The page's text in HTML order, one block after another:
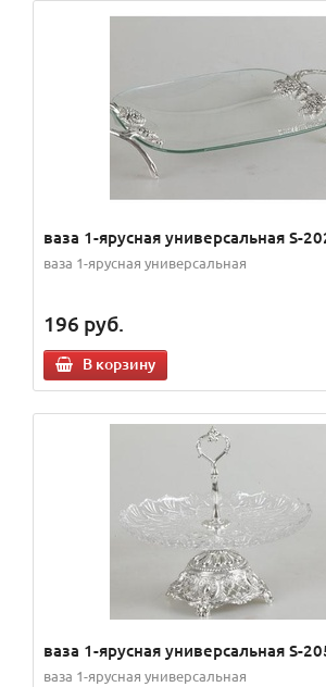
ваза 1-ярусная универсальная S-
ваза 1-ярусная универсальная
196 руб.
В корзину
ваза 1-ярусная универсальная S-
ваза 1-ярусная универсальная